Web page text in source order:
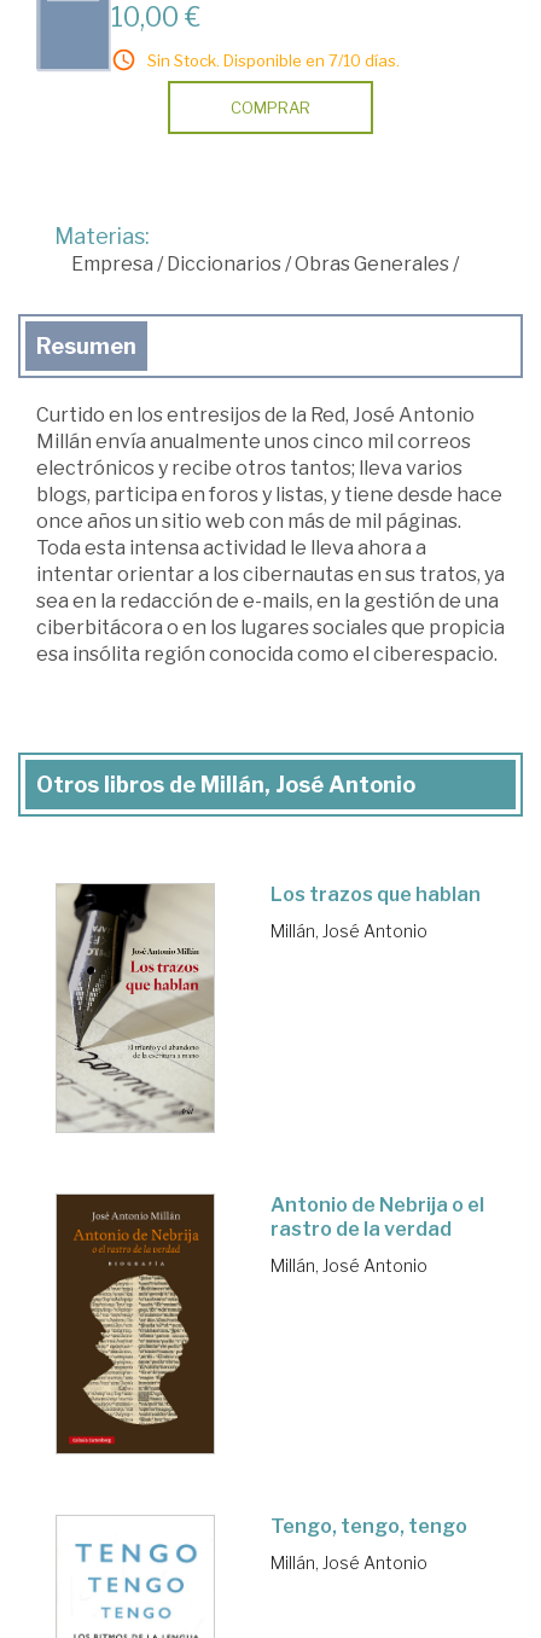
10,00 €
Sin Stock. Disponible en 7/10 días.
COMPRAR
Materias:
Empresa /Diccionarios/Obras Generales/
Resumen
Curtido en los entresijos de la Red, José Antonio
Millán envía anualmente unos cinco mil correos
electrónicos y recibe otros tantos; lleva varios
blogs, participa en foros y listas, y tiene desde hace
once años un sitio web con más de mil páginas.
Toda esta intensa actividad le lleva ahora a
intentar orientar a los cibernautas en sus tratos, ya
sea en la redacción de e-mails, en la gestión de una
ciberbitácora o en los lugares sociales que propicia
esa insólita región conocida como el ciberespacio.
Otros libros de Millán, José Antonio
Los trazos que hablan
Millán, José Antonio
Antonio de Nebrija o el
rastro de la verdad
Millán, José Antonio
Tengo, tengo, tengo
Millán, José Antonio